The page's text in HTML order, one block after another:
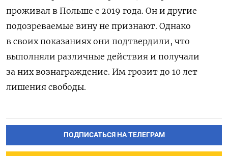
проживал в Польше с 2019 года. Он и другие
подозреваемые вину не признают. Однако
в своих показаниях они подтвердили, что
выполняли различные действия и получали
за них вознаграждение. Им грозит до 10 лет
лишения свободы.
ПОДПИСАТЬСЯ НА ТЕЛЕГРАМ